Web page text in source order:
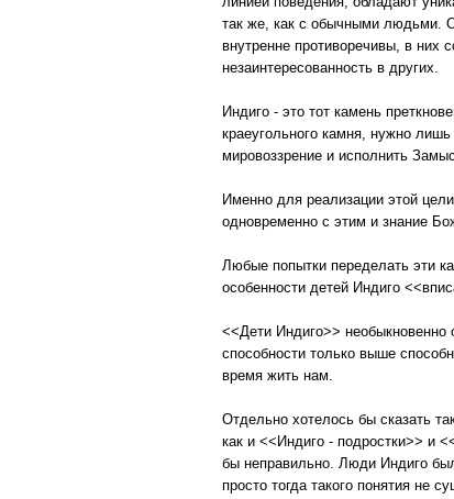
так же, как с обычными людьми.
внутренне противоречивы, в них
незаинтересованность в других.
Индиго - это тот камень
краеугольного камня, нужно
мировоззрение и исполнить
Именно для реализации этой
одновременно с этим и знание
Любые попытки переделать эти
особенности детей Индиго
<<Дети Индиго>>
способности только выше
время жить нам.
Отдельно хотелось бы сказать
как и <<Индиго - подростки>> и
бы неправильно. Люди Индиго
просто тогда такого понятия не